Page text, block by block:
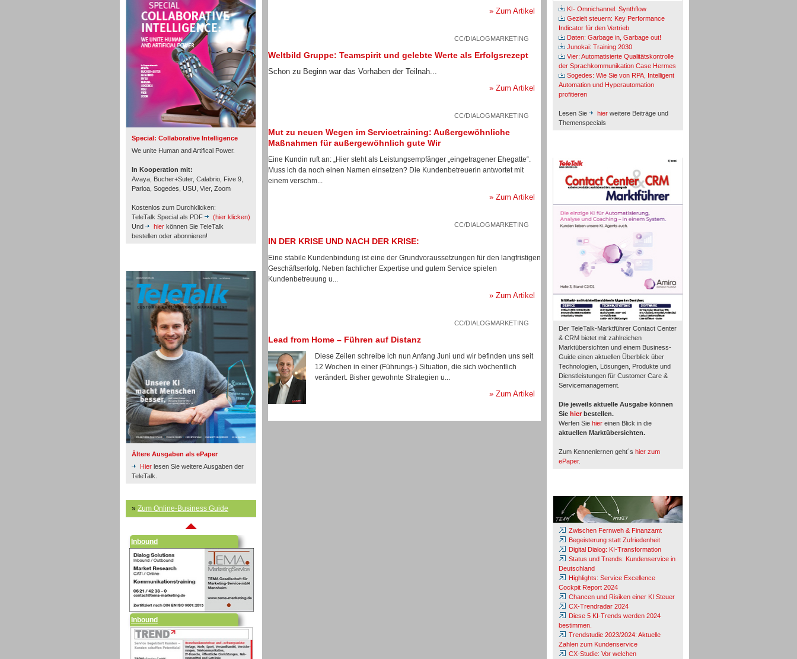
Special: Collaborative Intelligence
We unite Human and Artifical Power.
In Kooperation mit:
Avaya, Bucher+Suter, Calabrio, Five 9,
Parloa, Sogedes, USU, Vier, Zoom
Kostenlos zum Durchklicken:
TeleTalk Special als PDF
(hier klicken)
Und
hier können Sie TeleTalk
bestellen oder abonnieren!
Ältere Ausgaben als ePaper
Hier lesen Sie weitere Ausgaben der
TeleTalk.
» Zum Online-Business Guide
Personal
Inbound
Inbound
Inbound
Inbound
» Zum Artikel
CC/DIALOGMARKETING
Weltbild Gruppe: Teamspirit und gelebte Werte als Erfolgsrezept
Schon zu Beginn war das Vorhaben der Teilnah...
» Zum Artikel
CC/DIALOGMARKETING
Mut zu neuen Wegen im Servicetraining: Außergewöhnliche
Maßnahmen für außergewöhnlich gute Wir
Eine Kundin ruft an: „Hier steht als Leistungsempfänger „eingetragener Ehegatte“.
Muss ich da noch einen Namen einsetzen? Die Kundenbetreuerin antwortet mit
einem verschm...
» Zum Artikel
CC/DIALOGMARKETING
IN DER KRISE UND NACH DER KRISE:
Eine stabile Kundenbindung ist eine der Grundvoraussetzungen für den langfristigen
Geschäftserfolg. Neben fachlicher Expertise und gutem Service spielen
Kundenbetreuung u...
» Zum Artikel
CC/DIALOGMARKETING
Lead from Home – Führen auf Distanz
Diese Zeilen schreibe ich nun Anfang Juni und wir befinden uns seit
12 Wochen in einer (Führungs-) Situation, die sich wöchentlich
verändert. Bisher gewohnte Strategien u...
» Zum Artikel
KI- Omnichannel: Synthflow
Gezielt steuern: Key Performance
Indicator für den Vertrieb
Daten: Garbage in, Garbage out!
Junokai: Training 2030
Vier: Automatisierte Qualitätskontrolle
der Sprachkommunikation Case Hermes
Sogedes: Wie Sie von RPA, Intelligent
Automation und Hyperautomation
profitieren
Lesen Sie hier weitere Beiträge und
Themenspecials
Der TeleTalk-Marktführer Contact Center
& CRM bietet mit zahlreichen
Marktübersichten und einem Business-
Guide einen aktuellen Überblick über
Technologien, Lösungen, Produkte und
Dienstleistungen für Customer Care &
Servicemanagement.
Die jeweils aktuelle Ausgabe können
Sie hier bestellen.
Werfen Sie hier einen Blick in die
aktuellen Marktübersichten.
Zum Kennenlernen geht´s hier zum
ePaper.
Zwischen Fernweh & Finanzamt
Begeisterung statt Zufriedenheit
Digital Dialog: KI-Transformation
Status und Trends: Kundenservice in
Deutschland
Highlights: Service Excellence
Cockpit Report 2024
Chancen und Risiken einer KI Steuer
CX-Trendradar 2024
Diese 5 KI-Trends werden 2024
bestimmen.
Trendstudie 2023/2024: Aktuelle
Zahlen zum Kundenservice
CX-Studie: Vor welchen